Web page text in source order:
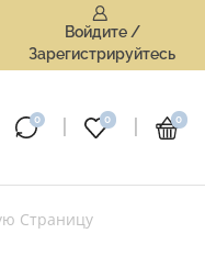
Войдите /
Зарегистрируйтесь
0 0 0
Страницу